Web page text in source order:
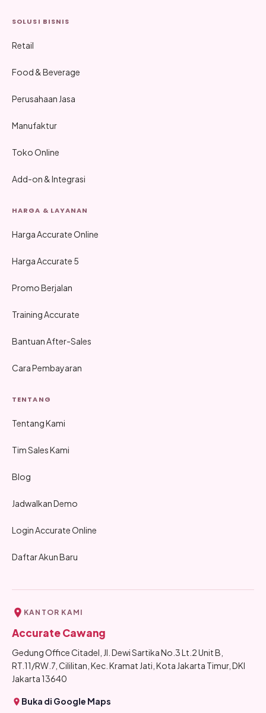
SOLUSI BISNIS
Retail
Food & Beverage
Perusahaan Jasa
Manufaktur
Toko Online
Add-on & Integrasi
HARGA & LAYANAN
Harga Accurate Online
Harga Accurate 5
Promo Berjalan
Training Accurate
Bantuan After-Sales
Cara Pembayaran
TENTANG
Tentang Kami
Tim Sales Kami
Blog
Jadwalkan Demo
Login Accurate Online
Daftar Akun Baru
KANTOR KAMI
Accurate Cawang
Gedung Office Citadel, Jl. Dewi Sartika No.3 Lt.2 Unit B,
RT.11/RW.7, Cililitan, Kec. Kramat Jati, Kota Jakarta Timur, DKI
Jakarta 13640
Buka di Google Maps